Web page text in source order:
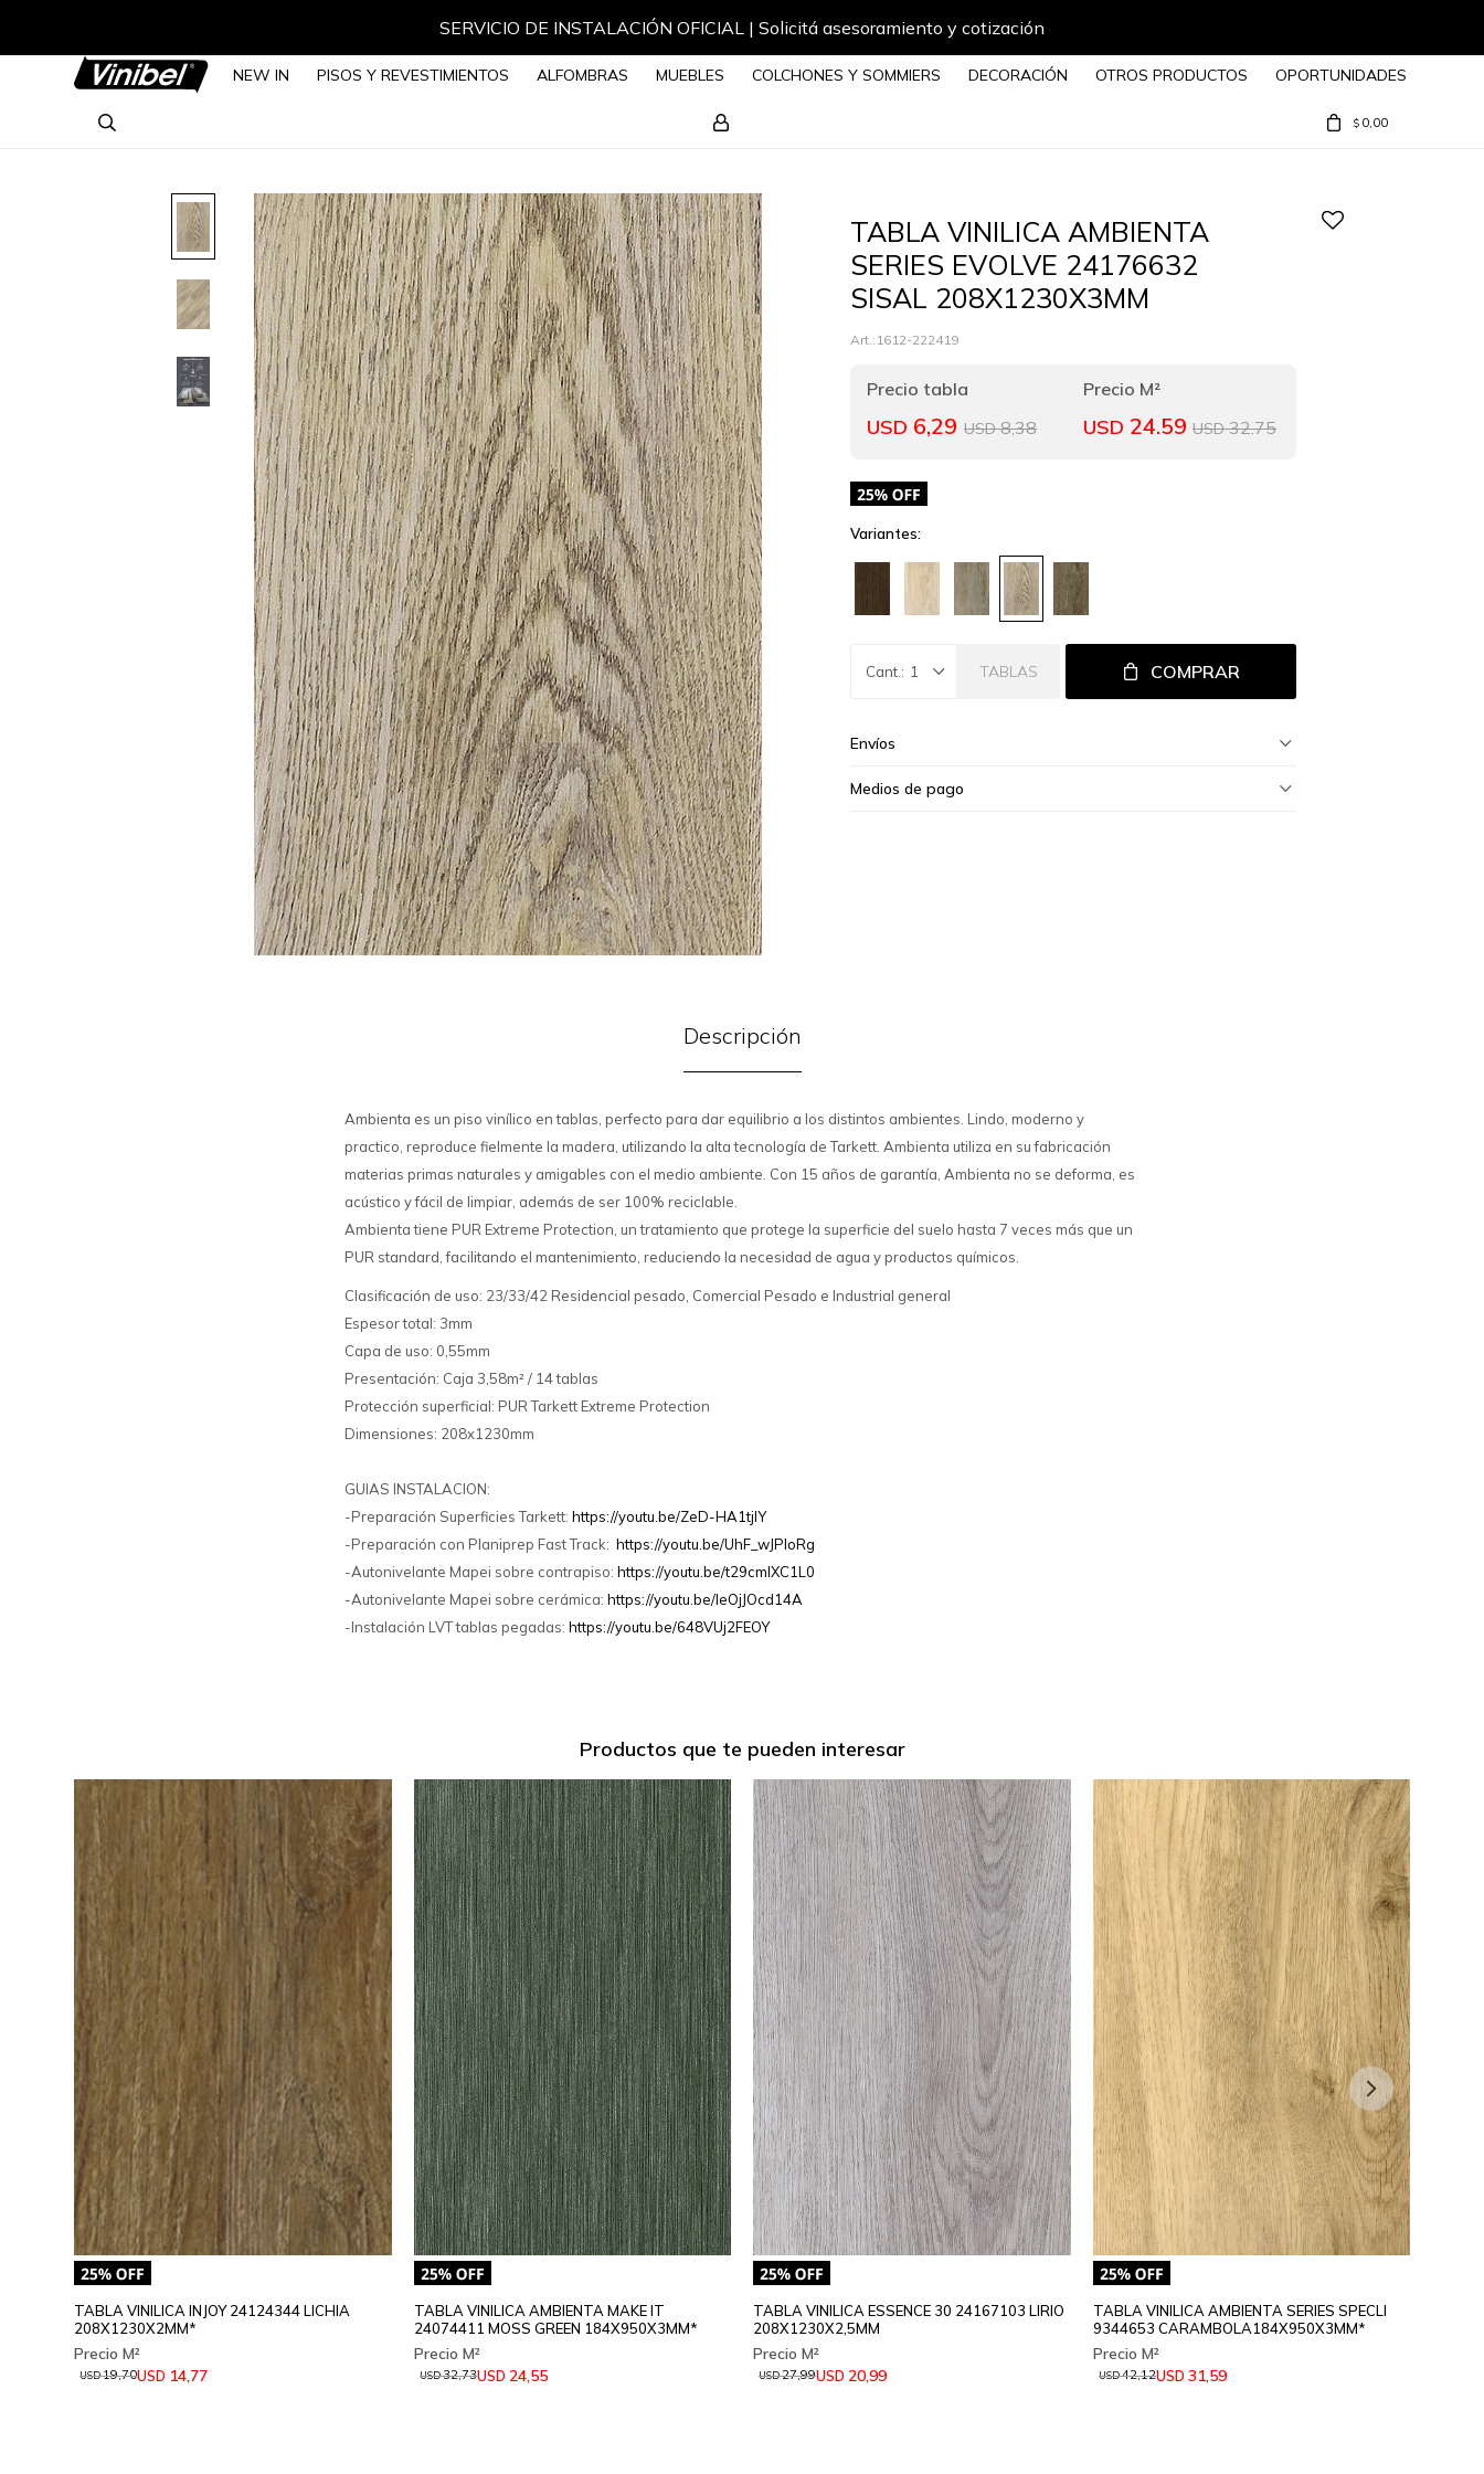
SERVICIO DE INSTALACIÓN OFICIAL | Solicitá asesoramiento y cotización
NEW IN PISOS Y REVESTIMIENTOS ALFOMBRAS MUEBLES COLCHONES Y SOMMIERS DECORACIÓN OTROS PRODUCTOS OPORTUNIDADES
$ 0,00
TABLA VINILICA AMBIENTA
SERIES EVOLVE 24176632
SISAL 208X1230X3MM
1612-222419
USD 6,29 USD 8,38 USD 24.59 USD 32.75
Variantes:
1 TABLAS COMPRAR
Envíos
Medios de pago
Descripción
Ambienta es un piso vinílico en tablas, perfecto para dar equilibrio a los distintos ambientes. Lindo, moderno y
practico, reproduce fielmente la madera, utilizando la alta tecnología de Tarkett. Ambienta utiliza en su fabricación
materias primas naturales y amigables con el medio ambiente. Con 15 años de garantía, Ambienta no se deforma, es
acústico y fácil de limpiar, además de ser 100% reciclable.
Ambienta tiene PUR Extreme Protection, un tratamiento que protege la superficie del suelo hasta 7 veces más que un
PUR standard, facilitando el mantenimiento, reduciendo la necesidad de agua y productos químicos.
Clasificación de uso: 23/33/42 Residencial pesado, Comercial Pesado e Industrial general
Espesor total: 3mm
Capa de uso: 0,55mm
Presentación: Caja 3,58m² / 14 tablas
Protección superficial: PUR Tarkett Extreme Protection
Dimensiones: 208x1230mm
GUIAS INSTALACION:
-Preparación Superficies Tarkett: https://youtu.be/ZeD-HA1tjlY
-Preparación con Planiprep Fast Track: https://youtu.be/UhF_wJPIoRg
-Autonivelante Mapei sobre contrapiso: https://youtu.be/t29cmlXC1L0
-Autonivelante Mapei sobre cerámica: https://youtu.be/IeOjJOcd14A
-Instalación LVT tablas pegadas: https://youtu.be/648VUj2FEOY
Productos que te pueden interesar
TABLA VINILICA INJOY 24124344 LICHIA
208X1230X2MM*
USD 14,77
USD19,70
TABLA VINILICA AMBIENTA MAKE IT
24074411 MOSS GREEN 184X950X3MM*
USD 24,55
USD32,73
TABLA VINILICA ESSENCE 30 24167103 LIRIO
208X1230X2,5MM
USD 20,99
USD27,99
TABLA VINILICA AMBIENTA SERIES SPECLI
9344653 CARAMBOLA184X950X3MM*
USD 31,59
USD42,12